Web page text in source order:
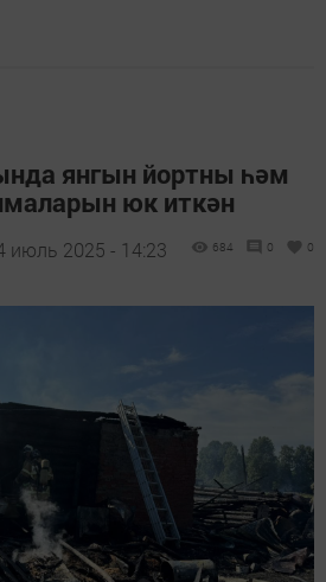
янгын йортны һәм
юк иткән
июль 2025 - 14:23 684 0 0